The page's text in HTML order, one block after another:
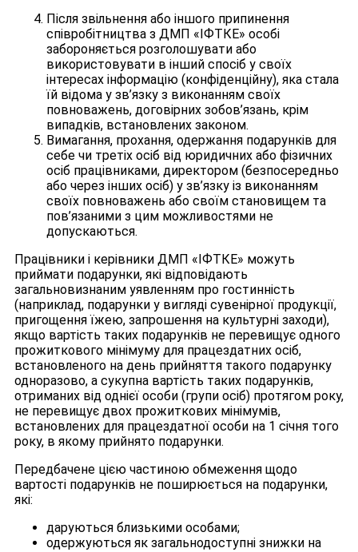
Після звільнення або іншого припинення
співробітництва з ДМП «ІФТКЕ» особі
забороняється розголошувати або
використовувати в інший спосіб у своїх
інтересах інформацію (конфіденційну), яка стала
їй відома у зв’язку з виконанням своїх
повноважень, договірних зобов’язань, крім
випадків, встановлених законом.
Вимагання, прохання, одержання подарунків для
себе чи третіх осіб від юридичних або фізичних
осіб працівниками, директором (безпосередньо
або через інших осіб) у зв’язку із виконанням
своїх повноважень або своїм становищем та
пов’язаними з цим можливостями не
допускаються.
Працівники і керівники ДМП «ІФТКЕ» можуть
приймати подарунки, які відповідають
загальновизнаним уявленням про гостинність
(наприклад, подарунки у вигляді сувенірної продукції,
пригощення їжею, запрошення на культурні заходи),
якщо вартість таких подарунків не перевищує одного
прожиткового мінімуму для працездатних осіб,
встановленого на день прийняття такого подарунку
одноразово, а сукупна вартість таких подарунків,
отриманих від однієї особи (групи осіб) протягом року,
не перевищує двох прожиткових мінімумів,
встановлених для працездатної особи на 1 січня того
року, в якому прийнято подарунки.
Передбачене цією частиною обмеження щодо
вартості подарунків не поширюється на подарунки,
які:
даруються близькими особами;
одержуються як загальнодоступні знижки на